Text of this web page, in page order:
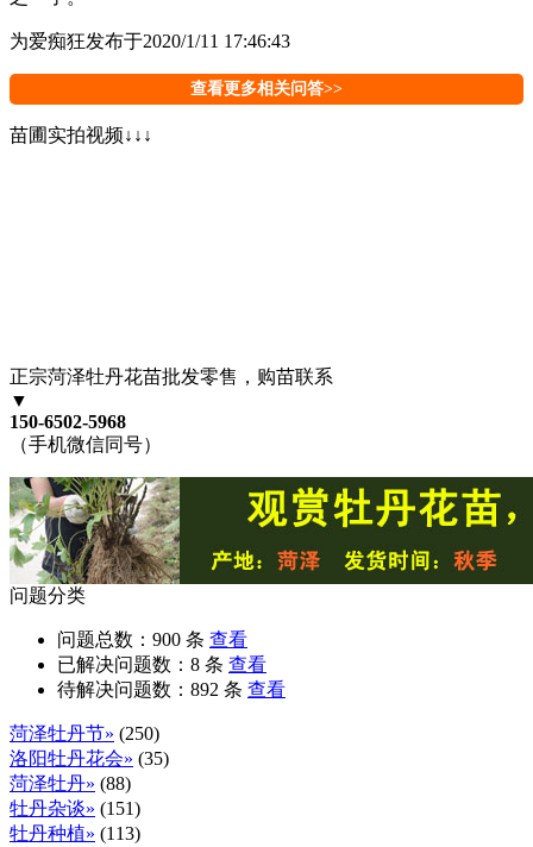
为爱痴狂发布于2020/1/11 17:46:43
查看更多相关问答>>
苗圃实拍视频↓↓↓
正宗菏泽牡丹花苗批发零售，购苗联系
▼
150-6502-5968
（手机微信同号）
问题分类
问题总数： 900 条 查看
已解决问题数： 8 条 查看
待解决问题数： 892 条 查看
菏泽牡丹节» (250)
洛阳牡丹花会» (35)
菏泽牡丹» (88)
牡丹杂谈» (151)
牡丹种植» (113)